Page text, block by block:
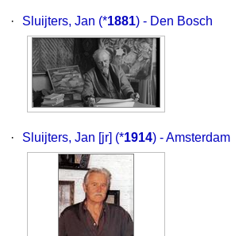
· Sluijters, Jan (*1881) - Den Bosch
· Sluijters, Jan [jr] (*1914) - Amsterdam